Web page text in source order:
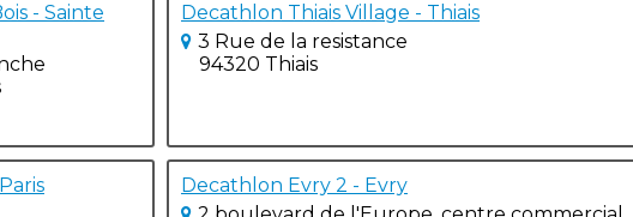
- Sainte
Decathlon Thiais Village - Thiais
3 Rue de la resistance
94320 Thiais
Decathlon Evry 2 - Evry